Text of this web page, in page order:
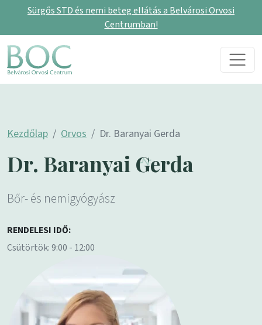
Sürgős STD és nemi beteg ellátás a Belvárosi Orvosi
Centrumban!
Skip to content
Main Navigation
Kezdőlap Orvos Dr. Baranyai Gerda
Dr. Baranyai Gerda
Bőr- és nemigyógyász
RENDELESI IDŐ:
Csütörtök: 9:00 - 12:00